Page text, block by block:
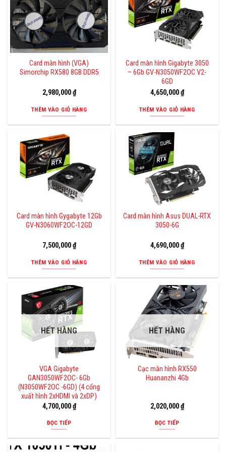
Card màn hình (VGA)
Simorchip RX580 8GB DDR5
2,980,000₫
THÊM VÀO GIỎ HÀNG
Card màn hình Gigabyte 3050
– 6Gb GV-N3050WF2OC V2-
6GD
4,650,000₫
THÊM VÀO GIỎ HÀNG
Card màn hình Gygabyte 12Gb
GV-N3060WF2OC-12GD
7,500,000₫
THÊM VÀO GIỎ HÀNG
Card màn hình Asus DUAL-RTX
3050-6G
4,690,000₫
THÊM VÀO GIỎ HÀNG
HẾT HÀNG
VGA Gigabyte
GAN3050WF2OC- 6Gb
(N3050WF2OC -6GD) (4 cổng
xuất hình 2xHDMI và 2xDP)
4,700,000₫
ĐỌC TIẾP
HẾT HÀNG
Cạc màn hình RX550
Huananzhi 4Gb
2,020,000₫
ĐỌC TIẾP